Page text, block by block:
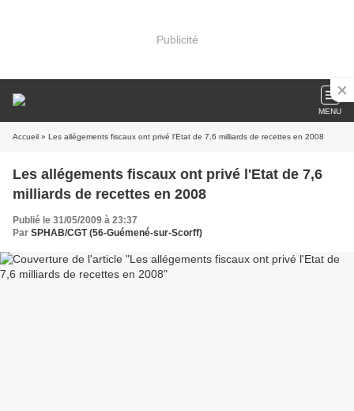
Publicité
MENU
Accueil » Les allégements fiscaux ont privé l'Etat de 7,6 milliards de recettes en 2008
Les allégements fiscaux ont privé l'Etat de 7,6
milliards de recettes en 2008
Publié le 31/05/2009 à 23:37
Par SPHAB/CGT (56-Guémené-sur-Scorff)